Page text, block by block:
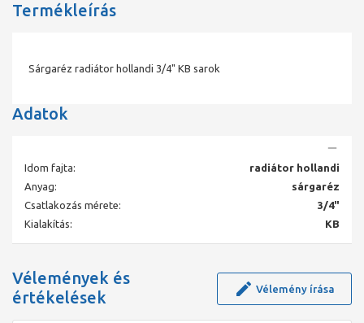
Termékleírás
Sárgaréz radiátor hollandi 3/4" KB sarok
Adatok
Idom fajta:
radiátor hollandi
Anyag:
sárgaréz
Csatlakozás mérete:
3/4"
Kialakítás:
KB
Vélemények és
értékelések
Vélemény írása